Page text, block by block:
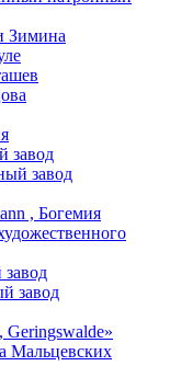
Зимина
завод
завод
, Богемия
завод
Geringswalde»
Мальцевских